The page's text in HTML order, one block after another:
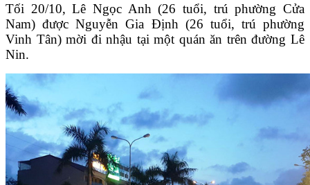
Tối 20/10, Lê Ngọc Anh (26 tuổi, trú phường Cửa
Nam) được Nguyễn Gia Định (26 tuổi, trú phường
Vinh Tân) mời đi nhậu tại một quán ăn trên đường Lê
Nin.